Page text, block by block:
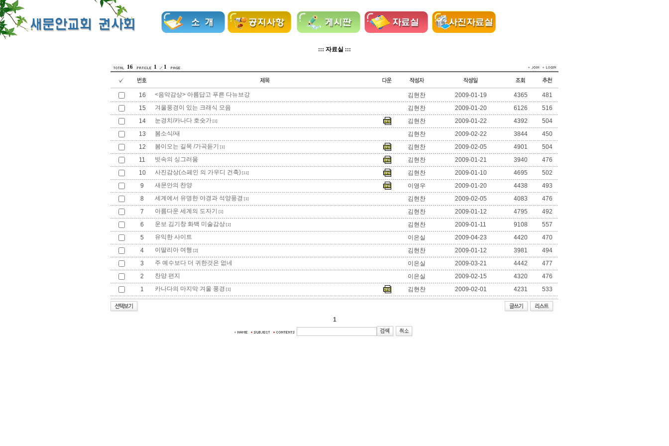
::: 자료실 :::
16 1 1
16 <음악감상> 아름답고 푸른 다뉴브강 김현찬 2009-01-19 4365
481
15
겨울풍경이 있는 크래식 모음 김현찬 2009-01-20 6126
516
14
눈경치/카나다 호숫가 [1] 김현찬 2009-01-22 4392
504
13
봄소식/새 김현찬 2009-02-22 3844
450
12
봄이오는 길목 /가곡듣기 [1] 김현찬 2009-02-05 4901
504
11
빗속의 싱그러움 김현찬 2009-01-21 3940
476
10
사진감상(스페인 의 가우디 건축) [11] 김현찬 2009-01-10 4695
502
9
새문안의 찬양 이영우 2009-01-20 4438
493
8
세계에서 유명한 야경과 석양풍경 [1] 김현찬 2009-02-05 4083
476
7
아름다운 세계의 도자기 [1] 김현찬 2009-01-12 4795
492
6
운보 김기창 화백 미술감상 [1] 김현찬 2009-01-11 9108
557
5
유익한 사이트 이은실 2009-04-23 4420
470
4
이딸리아 여행 [2] 김현찬 2009-01-12 3981
494
3
주 예수보다 더 귀한것은 없네 이은실 2009-03-21 4442
477
2
찬양 편지 이은실 2009-02-15 4320
476
1
카나다의 마지막 겨울 풍경 [1] 김현찬 2009-02-01 4231 533
1